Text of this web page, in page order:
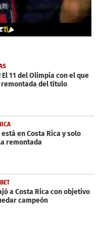
El 11 del Olimpia con el que
remontada del título
en Costa Rica y solo
remontada
a Costa Rica con objetivo
campeón